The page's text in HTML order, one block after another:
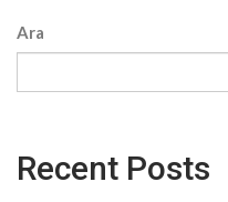
Ara
Recent Posts